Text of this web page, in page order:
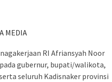
MEDIA
RI Afriansyah Noor
gubernur, bupati/walikota,
seluruh Kadisnaker provinsi